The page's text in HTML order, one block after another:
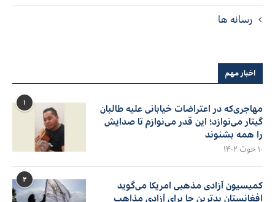
رسانه ها
اخبار مهم
۱
مهاجری‌که در اعتراضات خیابانی علیه طالبان
گیتار می‌نوازد؛ این قدر می‌نوازم تا صدایش
را همه بشنوند
۱۰ حوت ۱۴۰۲
۲
کمیسیون آزادی مذهبی امریکا می‌گوید
افغانستان بدترین جا برای آزادی مذاهب